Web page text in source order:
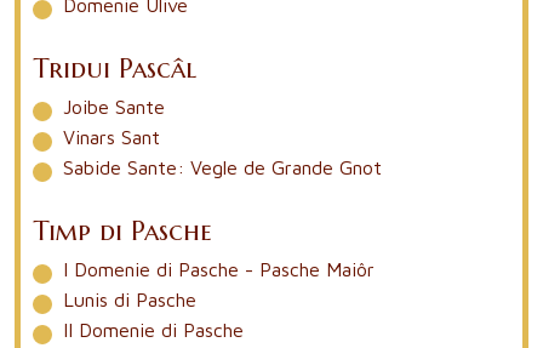
Domenie Ulive
Tridui Pascâl
Joibe Sante
Vinars Sant
Sabide Sante: Vegle de Grande Gnot
Timp di Pasche
I Domenie di Pasche - Pasche Maiôr
Lunis di Pasche
II Domenie di Pasche